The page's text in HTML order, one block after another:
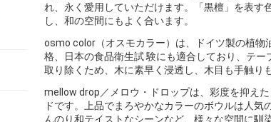
れ、永く愛用していただけます。「黒檀」を表す
し、和の空間にもよく合います。
osmo color（オスモカラー）は、ドイツ製の植物
格、日本の食品衛生試 験にも適合しており、テ
取り除くため、木に素早く浸透し、木目も手触り
mellow drop／メロウ・ドロップは、彩度を抑え
ドです。上品でまろやかなカラーのボウルは人
んのり和テイストなシーンなど、様々な空間に馴